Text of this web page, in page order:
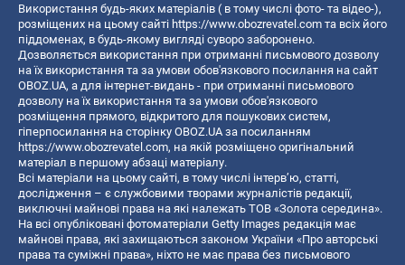
Використання будь-яких матеріалів ( в тому числі фото- та відео-),
розміщених на цьому сайті https://www.obozrevatel.com та всіх його
піддоменах, в будь-якому вигляді суворо заборонено.
Дозволяється використання при отриманні письмового дозволу
на їх використання та за умови обов'язкового посилання на сайт
OBOZ.UA, а для інтернет-видань - при отриманні письмового
дозволу на їх використання та за умови обов'язкового
розміщення прямого, відкритого для пошукових систем,
гіперпосилання на сторінку OBOZ.UA за посиланням
https://www.obozrevatel.com, на якій розміщено оригінальний
матеріал в першому абзаці матеріалу.
Всі матеріали на цьому сайті, в тому числі інтерв’ю, статті,
дослідження – є службовими творами журналістів редакції,
виключні майнові права на які належать ТОВ «Золота середина».
На всі опубліковані фотоматеріали Getty Images редакція має
майнові права, які захищаються законом України «Про авторські
права та суміжні права», ніхто не має права без письмового